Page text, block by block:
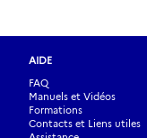
AIDE
FAQ
Manuels et Vidéos
Formations
Contacts et Liens utiles